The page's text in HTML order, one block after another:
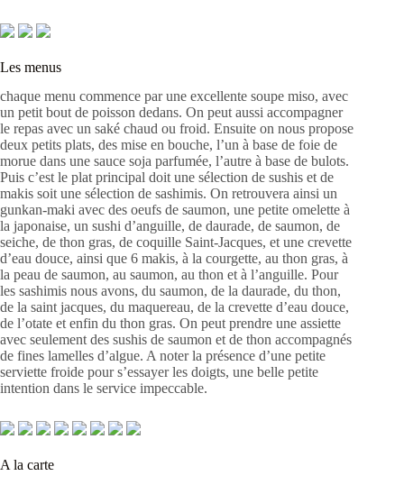
Les menus
chaque menu commence par une excellente soupe miso, avec
un petit bout de poisson dedans. On peut aussi accompagner
le repas avec un saké chaud ou froid. Ensuite on nous propose
deux petits plats, des mise en bouche, l’un à base de foie de
morue dans une sauce soja parfumée, l’autre à base de bulots.
Puis c’est le plat principal doit une sélection de sushis et de
makis soit une sélection de sashimis. On retrouvera ainsi un
gunkan-maki avec des oeufs de saumon, une petite omelette à
la japonaise, un sushi d’anguille, de daurade, de saumon, de
seiche, de thon gras, de coquille Saint-Jacques, et une crevette
d’eau douce, ainsi que 6 makis, à la courgette, au thon gras, à
la peau de saumon, au saumon, au thon et à l’anguille. Pour
les sashimis nous avons, du saumon, de la daurade, du thon,
de la saint jacques, du maquereau, de la crevette d’eau douce,
de l’otate et enfin du thon gras. On peut prendre une assiette
avec seulement des sushis de saumon et de thon accompagnés
de fines lamelles d’algue. A noter la présence d’une petite
serviette froide pour s’essayer les doigts, une belle petite
intention dans le service impeccable.
A la carte